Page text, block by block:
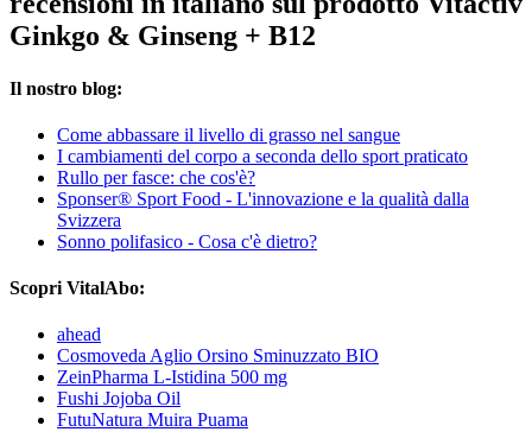
Ginkgo & Ginseng + B12
Il nostro blog:
Come abbassare il livello di grasso nel sangue
I cambiamenti del corpo a seconda dello sport praticato
Rullo per fasce: che cos'è?
Sponser® Sport Food - L'innovazione e la qualità dalla
Svizzera
Sonno polifasico - Cosa c'è dietro?
Scopri VitalAbo:
ahead
Cosmoveda Aglio Orsino Sminuzzato BIO
ZeinPharma L-Istidina 500 mg
Fushi Jojoba Oil
FutuNatura Muira Puama